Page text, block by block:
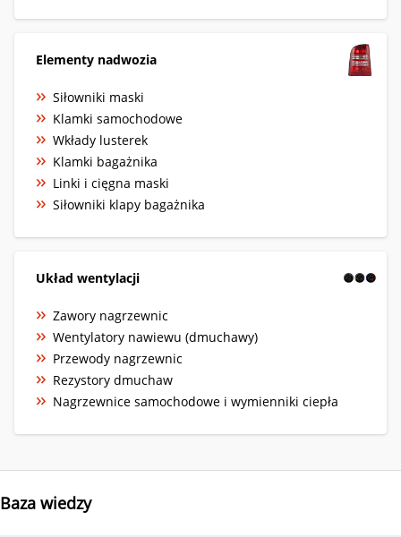
Elementy nadwozia
Siłowniki maski
Klamki samochodowe
Wkłady lusterek
Klamki bagażnika
Linki i cięgna maski
Siłowniki klapy bagażnika
Układ wentylacji
Zawory nagrzewnic
Wentylatory nawiewu (dmuchawy)
Przewody nagrzewnic
Rezystory dmuchaw
Nagrzewnice samochodowe i wymienniki ciepła
Baza wiedzy